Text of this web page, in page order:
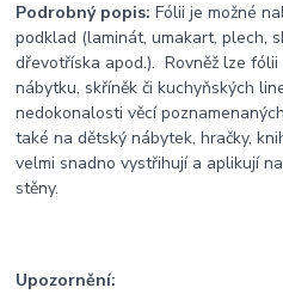
Podrobný popis: Fólii je možné
podklad (laminát, umakart, plech,
dřevotříska apod.). Rovněž lze
nábytku, skříněk či kuchyňských
nedokonalosti věcí
také na dětský nábytek, hračky,
velmi snadno vystřihují a aplikují
stěny.
Upozornění: